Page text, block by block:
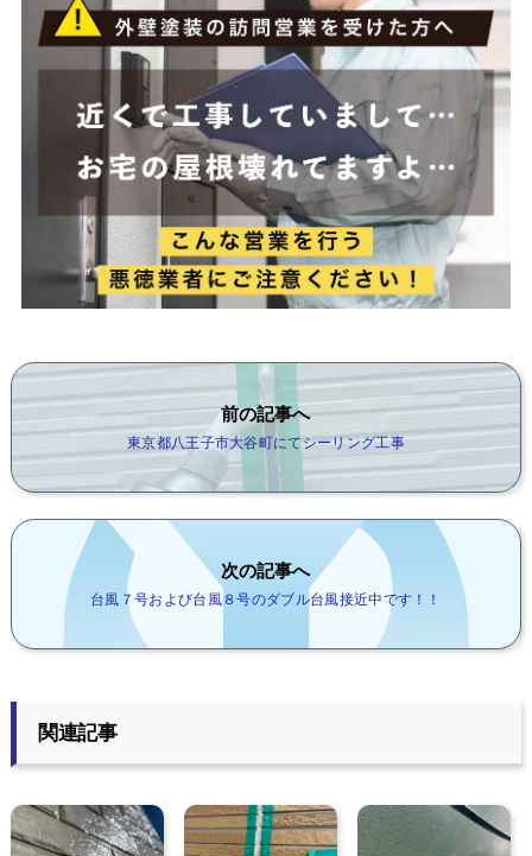
前の記事へ
東京都八王子市大谷町にてシーリング工事
次の記事へ
台風７号および台風８号のダブル台風接近中です！！
関連記事